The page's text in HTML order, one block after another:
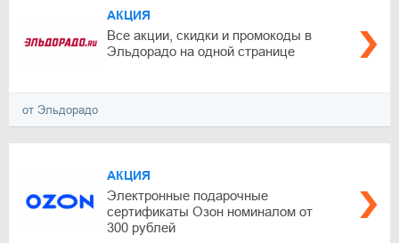
АКЦИЯ
Все акции, скидки и промокоды в
Эльдорадо на одной странице
от Эльдорадо
АКЦИЯ
Электронные подарочные
сертификаты Озон номиналом от
300 рублей